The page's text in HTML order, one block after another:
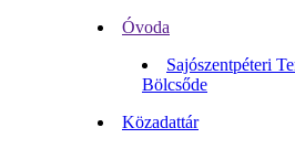
Óvoda
Sajószentpéteri
Bölcsőde
Közadattár